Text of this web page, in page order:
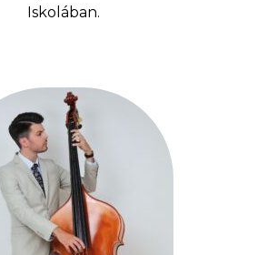
Iskolában.